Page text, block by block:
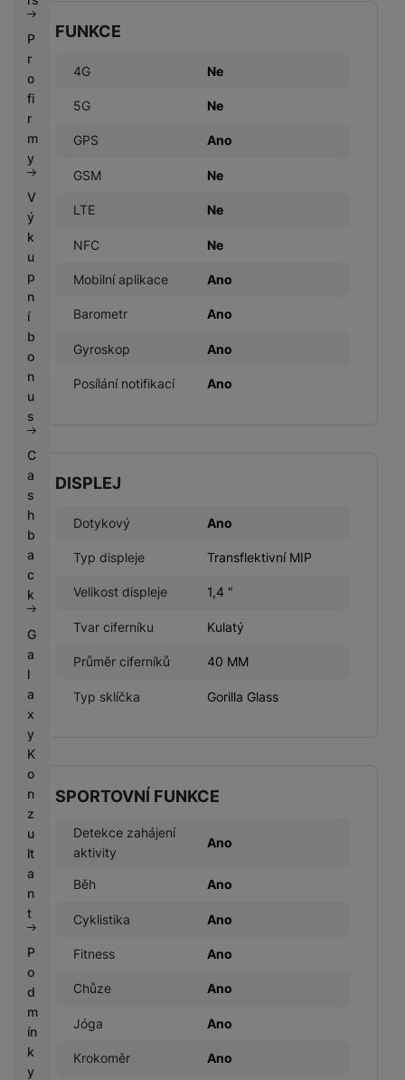
P
r
o
fi
r
m
y
V
ý
k
u
p
n
í
b
o
n
u
s
C
a
s
h
b
a
c
k
G
a
l
a
x
y
K
o
n
z
u
lt
a
n
t
P
o
d
m
ín
k
y
FUNKCE
4G Ne
5G Ne
GPS Ano
GSM Ne
LTE Ne
NFC Ne
Mobilní aplikace Ano
Barometr Ano
Gyroskop Ano
Posílání notifikací Ano
DISPLEJ
Dotykový Ano
Typ displeje Transflektivní MIP
Velikost displeje 1,4 "
Tvar ciferníku Kulatý
Průměr ciferníků 40 MM
Typ sklíčka Gorilla Glass
SPORTOVNÍ FUNKCE
Detekce zahájení
aktivity
Ano
Běh Ano
Cyklistika Ano
Fitness Ano
Chůze Ano
Jóga Ano
Krokoměr Ano